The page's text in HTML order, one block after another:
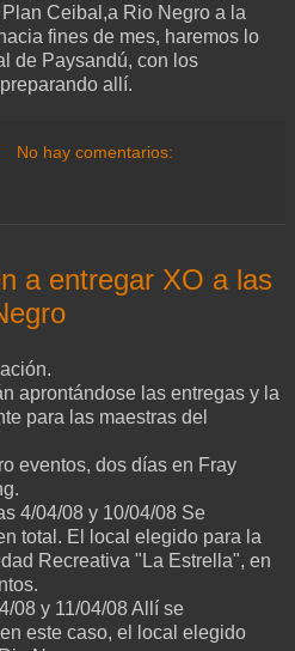
Ceibal,a Rio Negro a la
fines de mes, haremos lo
de Paysandú, con los
allí.
No hay comentarios:
a entregar XO a las
aprontándose las entregas y la
para las maestras del
eventos, dos días en Fray
4/04/08 y 10/04/08 Se
total. El local elegido para la
Recreativa "La Estrella", en
08 y 11/04/08 Allí se
este caso, el local elegido